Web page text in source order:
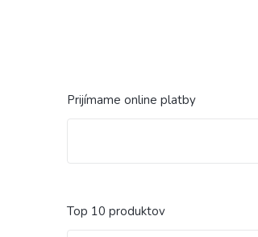
Prijímame online platby
Top 10 produktov